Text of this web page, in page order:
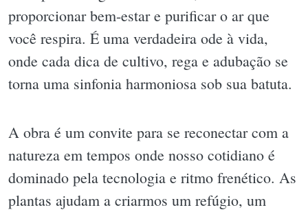
proporcionar bem-estar e purificar o ar que
você respira. É uma verdadeira ode à vida,
onde cada dica de cultivo, rega e adubação se
torna uma sinfonia harmoniosa sob sua batuta.
A obra é um convite para se reconectar com a
natureza em tempos onde nosso cotidiano é
dominado pela tecnologia e ritmo frenético. As
plantas ajudam a criarmos um refúgio, um